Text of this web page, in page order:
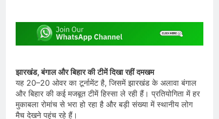
झारखंड, बंगाल और बिहार की टीमें दिखा रहीं दमखम
यह 20–20 ओवर का टूर्नामेंट है, जिसमें झारखंड के अलावा बंगाल
और बिहार की कई मजबूत टीमें हिस्सा ले रही हैं। प्रतियोगिता में हर
मुकाबला रोमांच से भरा हो रहा है और बड़ी संख्या में स्थानीय लोग
मैच देखने पहुंच रहे हैं।